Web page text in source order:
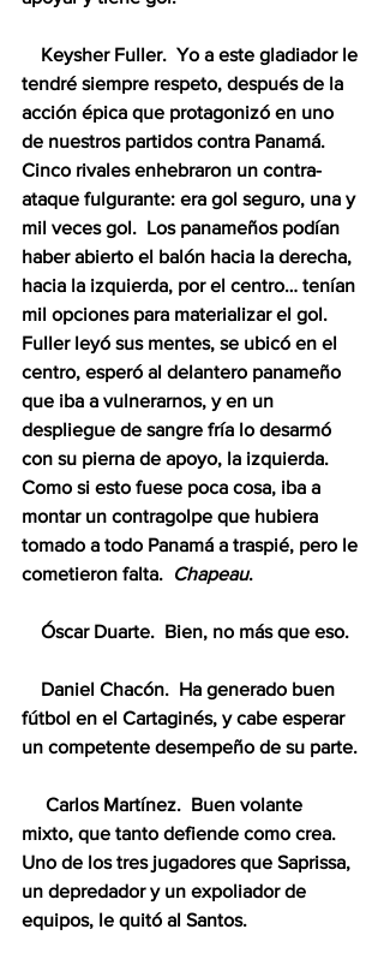
tendré siempre respeto, después de la
acción épica que protagonizó en uno
de nuestros partidos contra Panamá.
Cinco rivales enhebraron un contra-
ataque fulgurante: era gol seguro, una y
mil veces gol.  Los panameños podían
haber abierto el balón hacia la derecha,
hacia la izquierda, por el centro… tenían
mil opciones para materializar el gol.
Fuller leyó sus mentes, se ubicó en el
centro, esperó al delantero panameño
que iba a vulnerarnos, y en un
despliegue de sangre fría lo desarmó
con su pierna de apoyo, la izquierda.
Como si esto fuese poca cosa, iba a
montar un contragolpe que hubiera
tomado a todo Panamá a traspié, pero le
cometieron falta. Chapeau.
    Óscar Duarte.  Bien, no más que eso.
fútbol en el Cartaginés, y cabe esperar
un competente desempeño de su parte.
mixto, que tanto defiende como crea.
Uno de los tres jugadores que Saprissa,
un depredador y un expoliador de
equipos, le quitó al Santos.